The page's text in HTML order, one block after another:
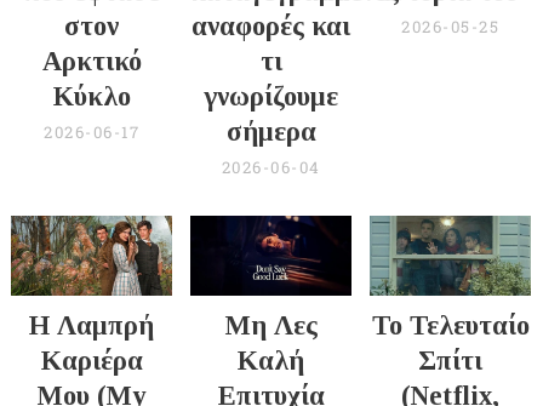
στον
Αρκτικό
Κύκλο
2026-06-17
αναφορές και
τι
γνωρίζουμε
σήμερα
2026-06-04
2026-05-25
Η Λαμπρή
Καριέρα
Μου (My
Μη Λες
Καλή
Επιτυχία
Το Τελευταίο
Σπίτι
(Netflix,